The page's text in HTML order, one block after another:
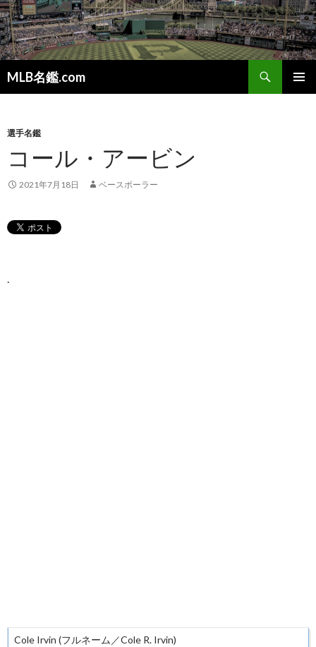
MLB名鑑.com
索
ン
へ
キ
プ
選手名鑑
コール・アービン
2021年7月18日 ベースボーラー
.
Cole Irvin (フルネーム／Cole R. Irvin)